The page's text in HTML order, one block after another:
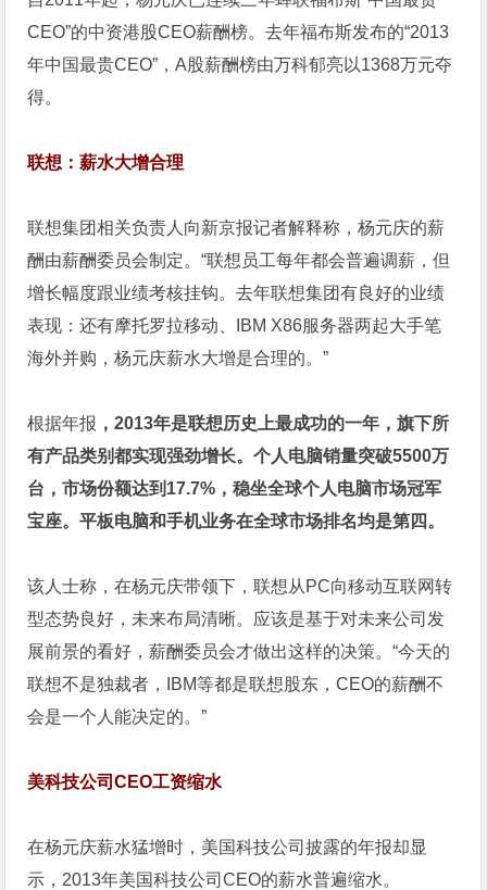
CEO”的中资港股CEO薪酬榜。去年福布斯发布的“2013
年中国最贵CEO”，A股薪酬榜由万科郁亮以1368万元夺
得。
联想：薪水大增合理
联想集团相关负责人向新京报记者解释称，杨元庆的薪
酬由薪酬委员会制定。“联想员工每年都会普遍调薪，但
增长幅度跟业绩考核挂钩。去年联想集团有良好的业绩
表现：还有摩托罗拉移动、IBM X86服务器两起大手笔
海外并购，杨元庆薪水大增是合理的。”
根据年报 ，2013年是联想历史上最成功的一年，旗下所
有产品类别都实现强劲增长。个人电脑销量突破5500万
台，市场份额达到17.7%，稳坐全球个人电脑市场冠军
宝座。平板电脑和手机业务在全球市场排名均是第四。
该人士称，在杨元庆带领下，联想从PC向移动互联网转
型态势良好，未来布局清晰。应该是基于对未来公司发
展前景的看好，薪酬委员会才做出这样的决策。“今天的
联想不是独裁者，IBM等都是联想股东，CEO的薪酬不
会是一个人能决定的。”
美科技公司CEO工资缩水
在杨元庆薪水猛增时，美国科技公司披露的年报却显
示，2013年美国科技公司CEO的薪水普遍缩水。